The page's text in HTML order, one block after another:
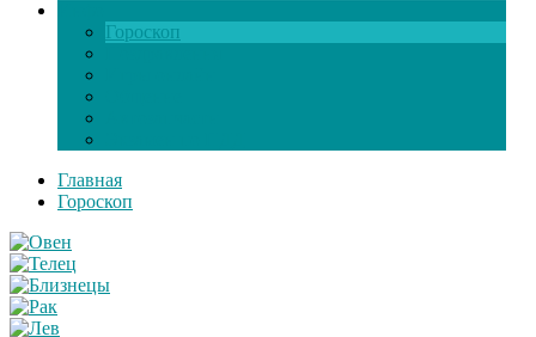
Гороскоп
Главная
Гороскоп